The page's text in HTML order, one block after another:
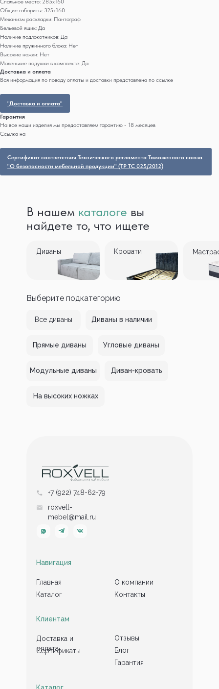
Спальное место: 285x160
Общие габариты: 325x160
Механизм раскладки: Пантограф
Бельевой ящик: Да
Наличие подлокотников: Да
Наличие пружинного блока: Нет
Высокие ножки: Нет
Маленькие подушки в комплекте: Да
Доставка и оплата
Вся информация по поводу оплаты и доставки представлена по ссылке
"Доставка и оплата"
Гарантия
На все наши изделия мы предоставляем гарантию - 18 месяцев
Ссылка на
Сертификат соответствия Технического регламента Таможенного союза
"О безопасности мебельной продукции" (ТР ТС 025/2012)
В нашем каталоге вы
найдете то, что ищете
Диваны Кровати
Все диваны Диваны в наличии
Прямые диваны Угловые диваны
Модульные диваны Диван-кровать
На высоких ножках
Выберите подкатегорию
+7 (922) 748-62-79
roxvell-
mebel@mail.ru
Главная
Доставка и
оплата
Навигация
Клиентам
Каталог
О компании
Отзывы
Контакты
Блог
Сертификаты
Гарантия